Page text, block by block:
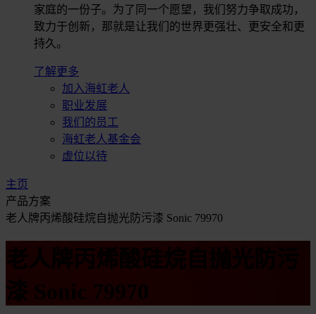
家庭的一份子。为了同一个愿望，我们努力争取成功，
致力于创新，那就是让我们的世界更强壮、更安全和更
持久。
了解更多
加入海虹老人
职业发展
我们的员工
海虹老人基金会
虚位以待
主页
产品方案
老人牌丙烯酸硅烷自抛光防污漆 Sonic 79970
老人牌丙烯酸硅烷自抛光防污
漆 Sonic 79970